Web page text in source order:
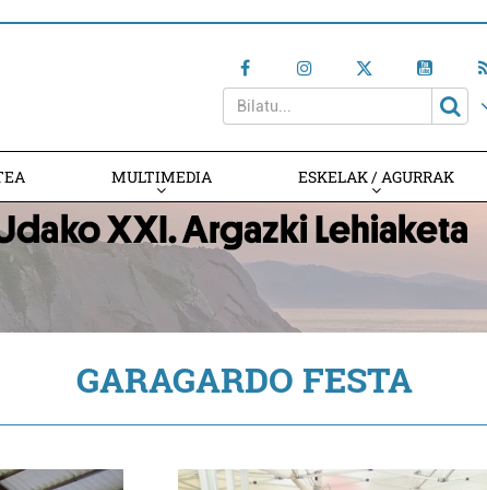
MULTIMEDIA ESKELAK / AGURRAK
GARAGARDO FESTA